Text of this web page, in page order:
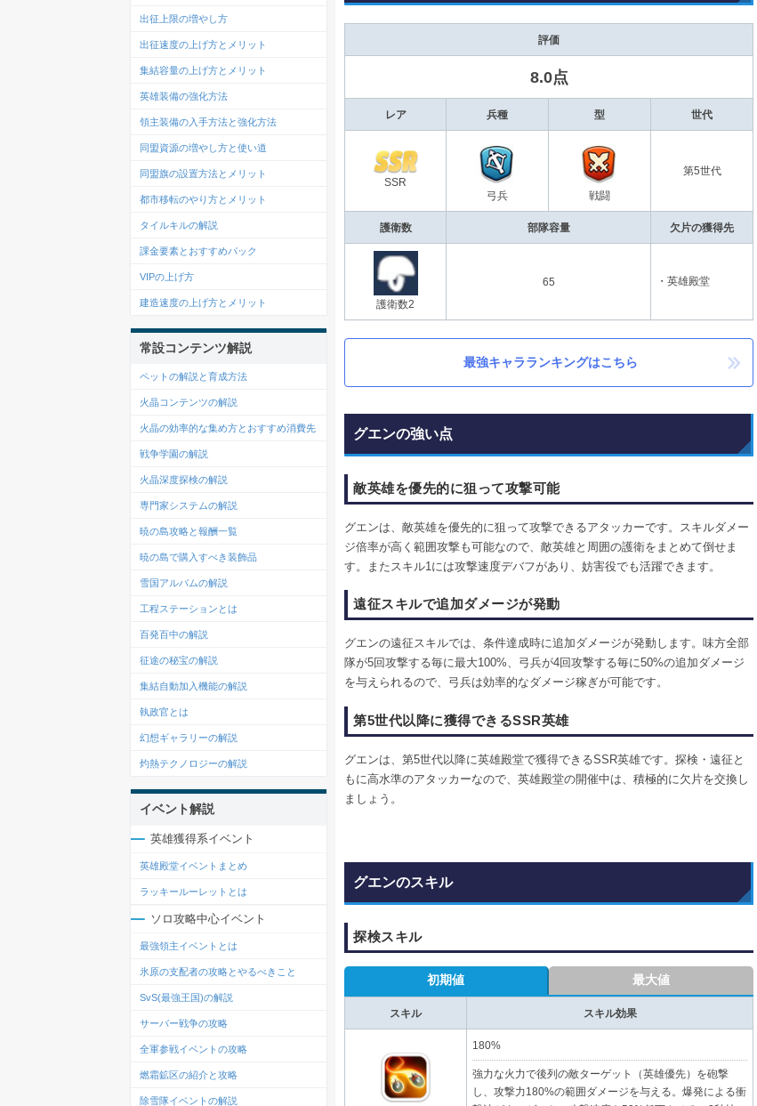
評価
8.0点
レア 兵種 型 世代
SSR
弓兵
戦闘
第5世代
護衛数 部隊容量 欠片の獲得先
護衛数2
65 ・英雄殿堂
最強キャラランキングはこちら
グエンの強い点
敵英雄を優先的に狙って攻撃可能
グエンは、敵英雄を優先的に狙って攻撃できるアタッカーです。スキルダメー
ジ倍率が高く範囲攻撃も可能なので、敵英雄と周囲の護衛をまとめて倒せま
す。またスキル1には攻撃速度デバフがあり、妨害役でも活躍できます。
遠征スキルで追加ダメージが発動
グエンの遠征スキルでは、条件達成時に追加ダメージが発動します。味方全部
隊が5回攻撃する毎に最大100%、弓兵が4回攻撃する毎に50%の追加ダメージ
を与えられるので、弓兵は効率的なダメージ稼ぎが可能です。
第5世代以降に獲得できるSSR英雄
グエンは、第5世代以降に英雄殿堂で獲得できるSSR英雄です。探検・遠征と
もに高水準のアタッカーなので、英雄殿堂の開催中は、積極的に欠片を交換し
ましょう。
グエンのスキル
探検スキル
初期値 最大値
スキル スキル効果
180%
強力な火力で後列の敵ターゲット（英雄優先）を砲撃
し、攻撃力180%の範囲ダメージを与える。爆発による衝
出征上限の増やし方
出征速度の上げ方とメリット
集結容量の上げ方とメリット
英雄装備の強化方法
領主装備の入手方法と強化方法
同盟資源の増やし方と使い道
同盟旗の設置方法とメリット
都市移転のやり方とメリット
タイルキルの解説
課金要素とおすすめパック
VIPの上げ方
建造速度の上げ方とメリット
常設コンテンツ解説
ペットの解説と育成方法
火晶コンテンツの解説
火晶の効率的な集め方とおすすめ消費先
戦争学園の解説
火晶深度探検の解説
専門家システムの解説
暁の島攻略と報酬一覧
暁の島で購入すべき装飾品
雪国アルバムの解説
工程ステーションとは
百発百中の解説
征途の秘宝の解説
集結自動加入機能の解説
執政官とは
幻想ギャラリーの解説
灼熱テクノロジーの解説
イベント解説
英雄獲得系イベント
英雄殿堂イベントまとめ
ラッキールーレットとは
ソロ攻略中心イベント
最強領主イベントとは
氷原の支配者の攻略とやるべきこと
SvS(最強王国)の解説
サーバー戦争の攻略
全軍参戦イベントの攻略
燃霜鉱区の紹介と攻略
除雪隊イベントの解説